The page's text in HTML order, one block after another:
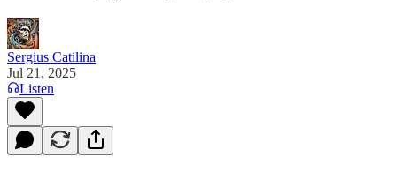
Sergius Catilina
Jul 21, 2025
Listen